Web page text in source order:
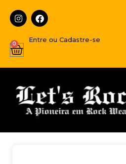
Entre ou Cadastre-se
0